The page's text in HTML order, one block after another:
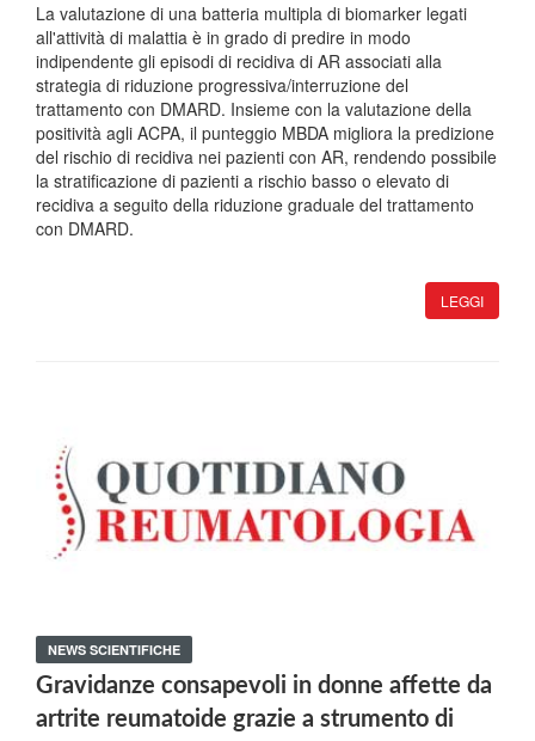
La valutazione di una batteria multipla di biomarker legati
all'attività di malattia è in grado di predire in modo
indipendente gli episodi di recidiva di AR associati alla
strategia di riduzione progressiva/interruzione del
trattamento con DMARD. Insieme con la valutazione della
positività agli ACPA, il punteggio MBDA migliora la predizione
del rischio di recidiva nei pazienti con AR, rendendo possibile
la stratificazione di pazienti a rischio basso o elevato di
recidiva a seguito della riduzione graduale del trattamento
con DMARD.
LEGGI
NEWS SCIENTIFICHE
Gravidanze consapevoli in donne affette da
artrite reumatoide grazie a strumento di